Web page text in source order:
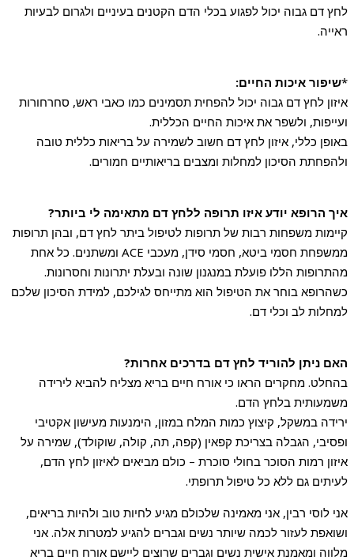
לחץ דם גבוה יכול לפגוע בכלי הדם הקטנים בעיניים ולגרום לבעיות
ראייה.
*שיפור איכות החיים:
איזון לחץ דם גבוה יכול להפחית תסמינים כמו כאבי ראש, סחרחורות
ועייפות, ולשפר את איכות החיים הכללית.
באופן כללי, איזון לחץ דם חשוב לשמירה על בריאות כללית טובה
ולהפחתת הסיכון למחלות ומצבים בריאותיים חמורים.
איך הרופא יודע איזו תרופה ללחץ דם מתאימה לי ביותר?
קיימות משפחות רבות של תרופות לטיפול ביתר לחץ דם, ובהן תרופות
ממשפחת חסמי ביטא, חסמי סידן, מעכבי ACE ומשתנים. כל אחת
מהתרופות הללו פועלת במנגנון שונה ובעלת יתרונות וחסרונות.
כשהרופא בוחר את הטיפול הוא מתייחס לגילכם, למידת הסיכון שלכם
למחלות לב וכלי דם.
האם ניתן להוריד לחץ דם בדרכים אחרות?
בהחלט. מחקרים הראו כי אורח חיים בריא מצליח להביא לירידה
משמעותית בלחץ הדם.
ירידה במשקל, קיצוץ כמות המלח במזון, הימנעות מעישון אקטיבי
ופסיבי, הגבלה בצריכת קפאין (קפה, תה, קולה, שוקולד), שמירה על
איזון רמות הסוכר בחולי סוכרת – כולם מביאים לאיזון לחץ הדם,
לעיתים גם ללא כל טיפול תרופתי.
אני לוסי רבין, אני מאמינה שלכולם מגיע לחיות טוב ולהיות בריאים,
ושואפת לעזור לכמה שיותר נשים וגברים להגיע למטרות אלה. אני
מלווה ומאמנת אישית נשים וגברים שרוצים ליישם אורח חיים בריא